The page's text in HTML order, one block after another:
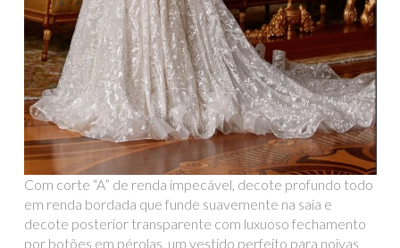
Com corte “A” de renda impecável, decote profundo todo
em renda bordada que funde suavemente na saia e
decote posterior transparente com luxuoso fechamento
por botões em pérolas, um vestido perfeito para noivas